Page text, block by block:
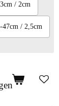
/ 2cm
/ 2,5cm